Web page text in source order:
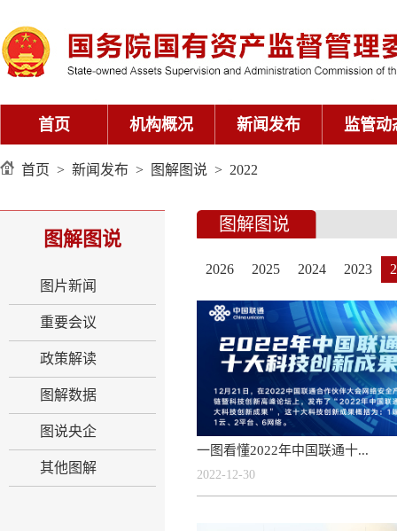
首页 机构概况 新闻发布 监管动
首页 > 新闻发布 > 图解图说 > 2022
图解图说
图片新闻
重要会议
政策解读
图解数据
图说央企
其他图解
图解图说
2026 2025 2024 2023
一图看懂2022年中国联通十...
2022-12-30